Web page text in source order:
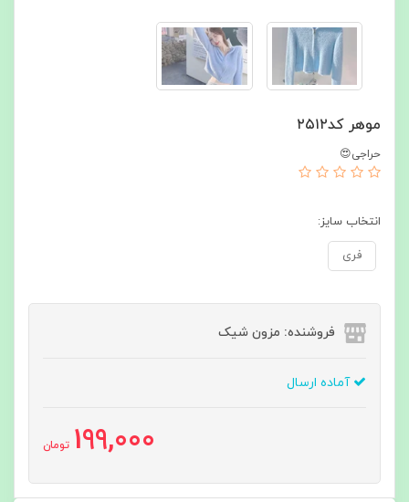
موهر کد۲۵۱۲
حراجی😍
انتخاب سایز:
فری
فروشنده: مزون شیک
آماده ارسال
199,000 تومان